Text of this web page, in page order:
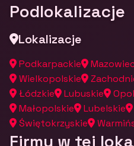
Podlokalizacje
Lokalizacje
Podkarpackie
Wielkopolskie
Łódzkie
Lubuskie
Małopolskie
Lubelskie
Świętokrzyskie
Firmy w tej